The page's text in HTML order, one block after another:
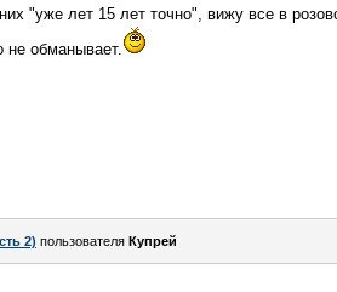
"уже лет 15 лет точно", вижу все в
не обманывает.
2) пользователя Купрей